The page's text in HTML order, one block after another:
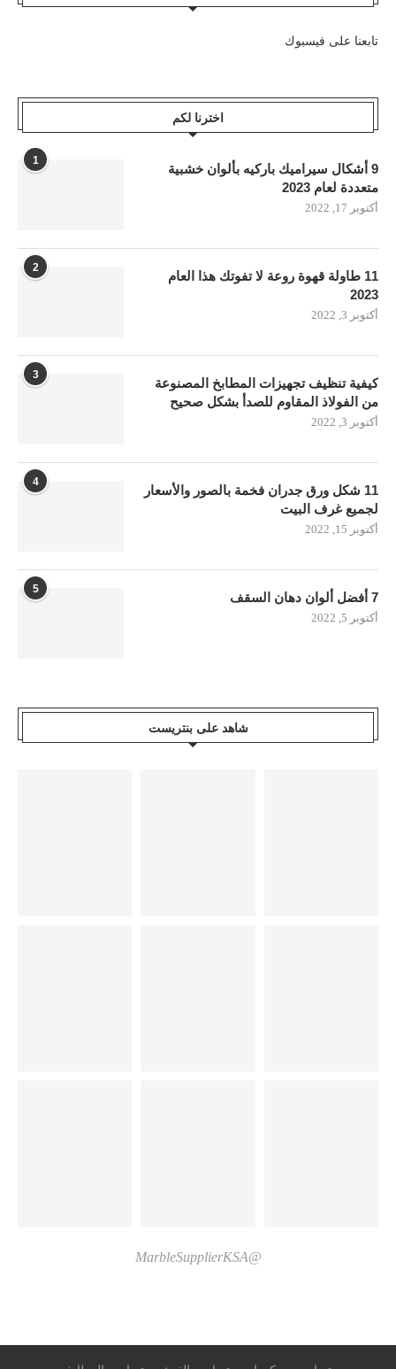
تابعنا على فيسبوك
اخترنا لكم
1
9 أشكال سيراميك باركيه بألوان خشبية
متعددة لعام 2023
أكتوبر 17, 2022
2
11 طاولة قهوة روعة لا تفوتك هذا العام
2023
أكتوبر 3, 2022
3
كيفية تنظيف تجهيزات المطابخ المصنوعة
من الفولاذ المقاوم للصدأ بشكل صحيح
أكتوبر 3, 2022
4
11 شكل ورق جدران فخمة بالصور والأسعار
لجميع غرف البيت
أكتوبر 15, 2022
5
7 أفضل ألوان دهان السقف
أكتوبر 5, 2022
شاهد على بنتريست
@MarbleSupplierKSA